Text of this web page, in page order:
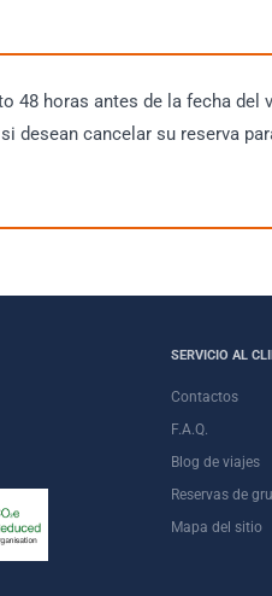
48 horas antes de la fecha del
desean cancelar su reserva
SERVICIO AL
Contactos
F.A.Q.
Blog de viajes
Reservas de
Mapa del sitio